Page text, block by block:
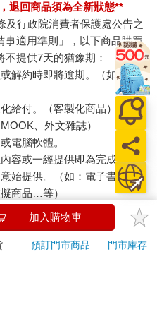
退回商品須為全新狀態**
及行政院消費者保護處公告之
事適用準則」，以下商品購買
提供7天的猶豫期：
解約時即將逾期。（如：生
給付。（客製化商品）
、外文雜誌）
電腦軟體。
容或一經提供即為完成之線
始提供。（如：電子書、電
商品…等）
如：內衣褲、刮鬍刀、除毛
貨7天的猶豫期（含例假
加入購物車
預訂門市商品
門市庫存